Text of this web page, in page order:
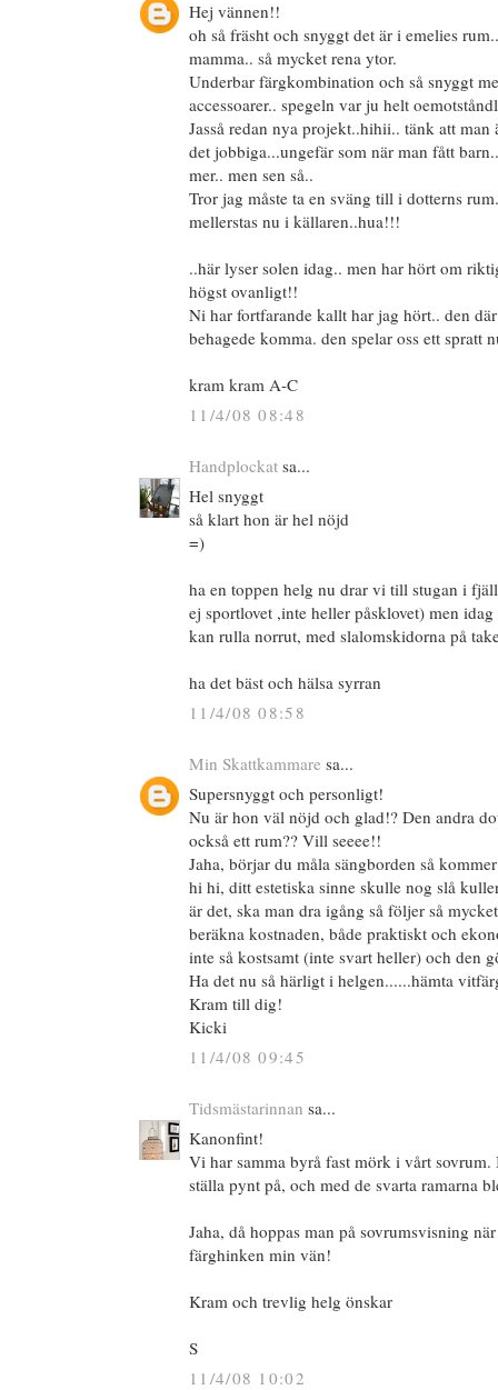
Hej vännen!!
oh så fräsht och snyggt det är i emelies
mamma.. så mycket rena ytor.
Underbar färgkombination och så snyggt
accessoarer.. spegeln var ju helt
Jasså redan nya projekt..hihii.. tänk att man
det jobbiga...ungefär som när man fått
mer.. men sen så..
Tror jag måste ta en sväng till i dotterns
mellerstas nu i källaren..hua!!!
..här lyser solen idag.. men har hört om
högst ovanligt!!
Ni har fortfarande kallt har jag hört.. den
behagede komma. den spelar oss ett spratt
kram kram A-C
11/4/08 08:48
Handplockat sa...
Hel snyggt
så klart hon är hel nöjd
=)
ha en toppen helg nu drar vi till stugan i
ej sportlovet ,inte heller påsklovet) men
kan rulla norrut, med slalomskidorna på
ha det bäst och hälsa syrran
11/4/08 08:58
Min Skattkammare sa...
Supersnyggt och personligt!
Nu är hon väl nöjd och glad!? Den andra
också ett rum?? Vill seeee!!
Jaha, börjar du måla sängborden så
hi hi, ditt estetiska sinne skulle nog slå
är det, ska man dra igång så följer så
beräkna kostnaden, både praktiskt och
inte så kostsamt (inte svart heller) och den
Ha det nu så härligt i helgen......hämta
Kram till dig!
Kicki
11/4/08 09:45
Tidsmästarinnan sa...
Kanonfint!
Vi har samma byrå fast mörk i vårt sovrum.
ställa pynt på, och med de svarta ramarna
Jaha, då hoppas man på sovrumsvisning
färghinken min vän!
Kram och trevlig helg önskar
S
11/4/08 10:02